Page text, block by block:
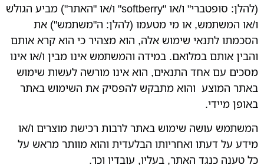
(להלן: סופטברי" ו/או "softberry" ו/או "האתר") מביע הגולש
ו/או המשתמש, או מי מטעמו (להלן: ה"משתמש") את
הסכמתו לתנאי שימוש אלה, הוא מצהיר כי הוא קרא אותם
והבין אותם במלואם. במידה והמשתמש אינו מבין ו/או אינו
מסכים עם אחד התנאים, הוא אינו מורשה לעשות שימוש
באתר המוצע והוא מתבקש להפסיק את השימוש באתר
באופן מיידי.
המשתמש עושה שימוש באתר לרבות רכישת מוצרים ו/או
מידע על דעתו ואחריותו הבלעדית והוא מוותר מראש על
כל טענה כנגד האתר, בעליו, עובדיו וכו'.